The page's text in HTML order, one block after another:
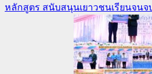
หลักสูตร สนับสนุนเยาวชนเรียนจนจ